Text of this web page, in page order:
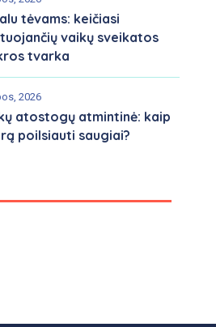
tėvams: keičiasi
vaikų sveikatos
tvarka
2026
atostogų atmintinė: kaip
poilsiauti saugiai?